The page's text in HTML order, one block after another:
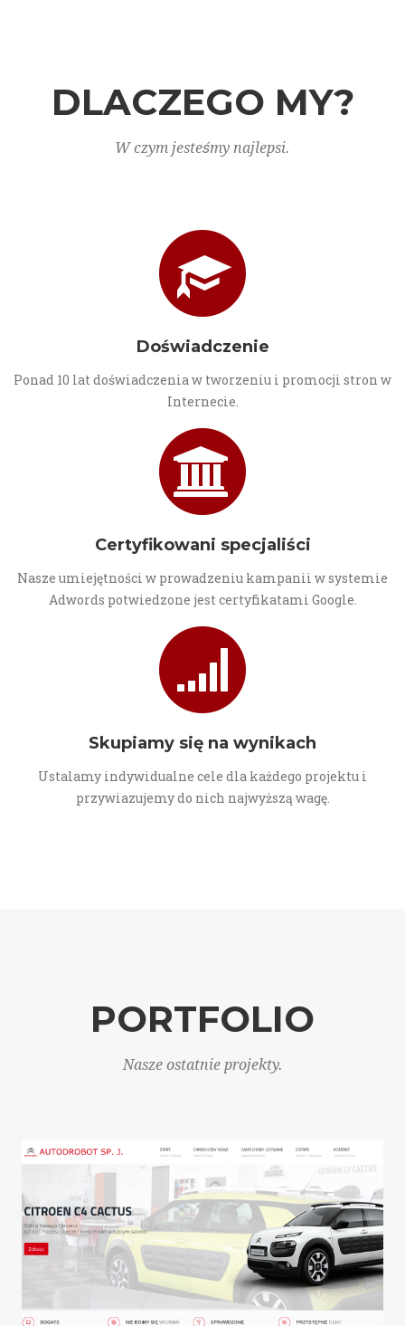
DLACZEGO MY?
W czym jesteśmy najlepsi.
Doświadczenie
Ponad 10 lat doświadczenia w tworzeniu i promocji stron w
Internecie.
Certyfikowani specjaliści
Nasze umiejętności w prowadzeniu kampanii w systemie
Adwords potwiedzone jest certyfikatami Google.
Skupiamy się na wynikach
Ustalamy indywidualne cele dla każdego projektu i
przywiazujemy do nich najwyższą wagę.
PORTFOLIO
Nasze ostatnie projekty.